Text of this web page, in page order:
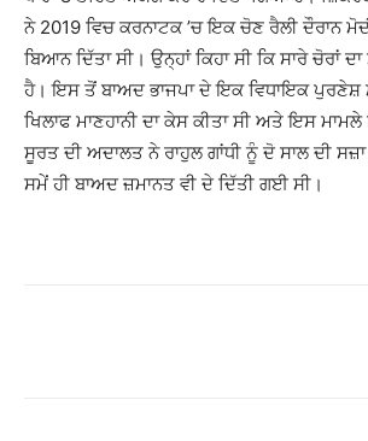
ਨੇ 2019 ਵਿਚ ਕਰਨਾਟਕ ’ਚ ਇਕ ਚੋਣ ਰੈਲੀ ਦੌਰਾਨ
ਬਿਆਨ ਦਿੱਤਾ ਸੀ। ਉਨ੍ਹਾਂ ਕਿਹਾ ਸੀ ਕਿ ਸਾਰੇ ਚੋਰਾਂ
ਹੈ। ਇਸ ਤੋਂ ਬਾਅਦ ਭਾਜਪਾ ਦੇ ਇਕ ਵਿਧਾਇਕ ਪੁਰਣੇਸ਼
ਖਿਲਾਫ ਮਾਣਹਾਨੀ ਦਾ ਕੇਸ ਕੀਤਾ ਸੀ ਅਤੇ ਇਸ
ਸੂਰਤ ਦੀ ਅਦਾਲਤ ਨੇ ਰਾਹੁਲ ਗਾਂਧੀ ਨੂੰ ਦੋ ਸਾਲ ਦੀ
ਸਮੇਂ ਹੀ ਬਾਅਦ ਜ਼ਮਾਨਤ ਵੀ ਦੇ ਦਿੱਤੀ ਗਈ ਸੀ।